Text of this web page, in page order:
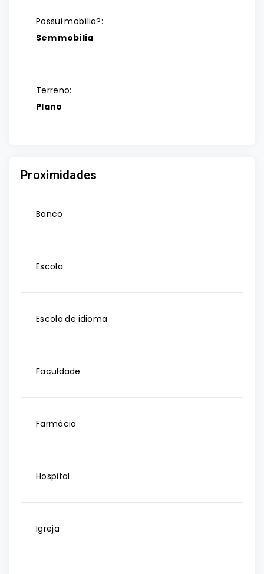
Possui mobília?:
Sem mobília
Terreno:
Plano
Proximidades
Banco
Escola
Escola de idioma
Faculdade
Farmácia
Hospital
Igreja